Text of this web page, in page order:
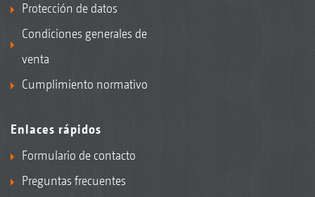
Protección de datos
Condiciones generales de
venta
Cumplimiento normativo
Enlaces rápidos
Formulario de contacto
Preguntas frecuentes